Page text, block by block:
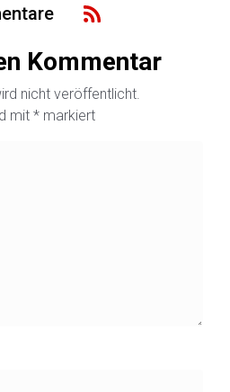
Kommentar
nicht veröffentlicht.
mit * markiert